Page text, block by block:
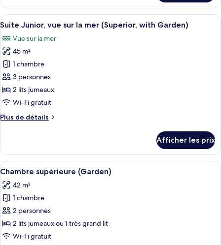
Suite
(Divina)
Afficher
toutes
les
photos
pour
ce
type
de
chambre :
Suite
sur
la
mer
(Superior,
with
Garden)
Suite Junior, vue sur la mer
7
Suite Junior, vue sur la mer (Superior, with Garden)
Vue sur la mer
45 m²
1 chambre
3 personnes
2 lits jumeaux
Wi-Fi gratuit
Plus de détails
Plus
Suite
Junior,
vue
la
mer
with
Garden)
Afficher les prix
Afficher
toutes
les
photos
pour
ce
type
Une chambre d’hôtel comprenant
8
Chambre supérieure (Garden)
42 m²
1 chambre
2 personnes
2 lits jumeaux ou 1 très grand lit
Wi-Fi gratuit